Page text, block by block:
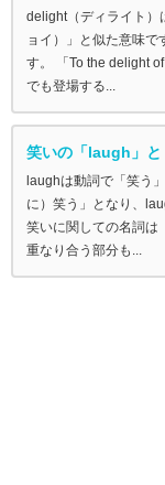
delight（ディライト）
ョイ）」と似た意味で
す。 「To the delight
でも登場する...
笑いの「laugh」
laughは動詞で「笑う
に）笑う」となり、
笑いに関しての名詞は
重なり合う部分も...